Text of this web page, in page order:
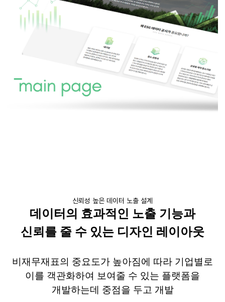
신뢰성 높은 데이터 노출 설계
데이터의 효과적인 노출 기능과
신뢰를 줄 수 있는 디자인 레이아웃
비재무재표의 중요도가 높아짐에 따라 기업별로
이를 객관화하여 보여줄 수 있는 플랫폼을
개발하는데 중점을 두고 개발